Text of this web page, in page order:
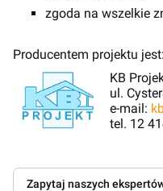
zgoda na wszelkie
Producentem projektu jest:
KB
ul.
e-mail:
tel. 12
Zapytaj naszych